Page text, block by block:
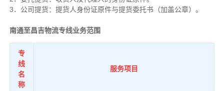
3．公司提货：提货人身份证原件与提货委托书（加盖公章）。
南通至昌吉物流专线业务范围
专
线
名
称
服务项目